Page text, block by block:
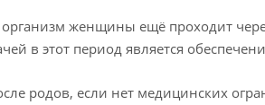
женщины ещё проходит
в этот период является
родов, если нет медицинских